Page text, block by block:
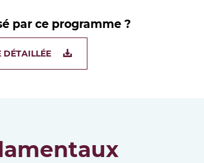
par ce programme ?
DÉTAILLÉE